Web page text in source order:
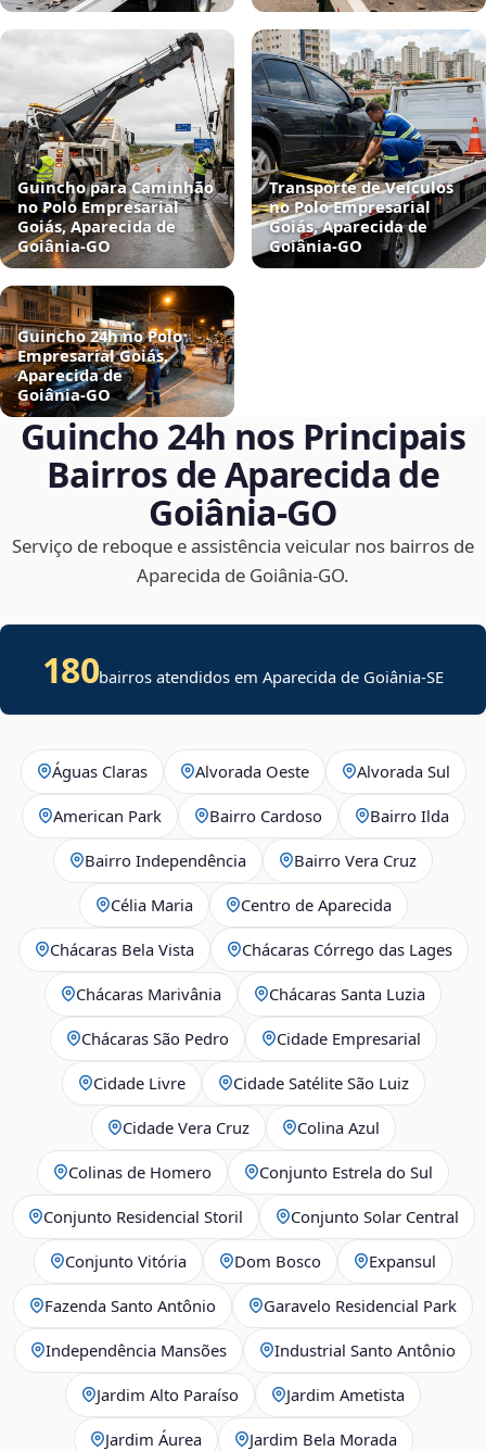
Guincho para Caminhão
no Polo Empresarial
Goiás, Aparecida de
Goiânia‑GO
Transporte de Veículos
no Polo Empresarial
Goiás, Aparecida de
Goiânia‑GO
Guincho 24h no Polo
Empresarial Goiás,
Aparecida de
Goiânia‑GO
Guincho 24h nos Principais
Bairros de Aparecida de
Goiânia‑GO
Serviço de reboque e assistência veicular nos bairros de
Aparecida de Goiânia‑GO.
180bairros atendidos emAparecida de Goiânia-SE
Águas Claras Alvorada Oeste Alvorada Sul
American Park Bairro Cardoso Bairro Ilda
Bairro Independência Bairro Vera Cruz
Célia Maria Centro de Aparecida
Chácaras Bela Vista Chácaras Córrego das Lages
Chácaras Marivânia Chácaras Santa Luzia
Chácaras São Pedro Cidade Empresarial
Cidade Livre Cidade Satélite São Luiz
Cidade Vera Cruz Colina Azul
Colinas de Homero Conjunto Estrela do Sul
Conjunto Residencial Storil Conjunto Solar Central
Conjunto Vitória Dom Bosco Expansul
Fazenda Santo Antônio Garavelo Residencial Park
Independência Mansões Industrial Santo Antônio
Jardim Alto Paraíso Jardim Ametista
Jardim Áurea Jardim Bela Morada